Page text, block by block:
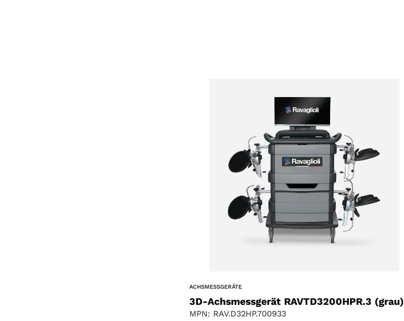
ACHSMESSGERÄTE
3D-Achsmessgerät RAVTD3200HPR.3 (grau)
MPN: RAV.D32HP.700933